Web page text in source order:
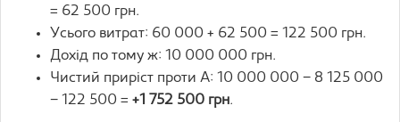
= 62 500 грн.
Усього витрат: 60 000 + 62 500 = 122 500 грн.
Дохід по тому ж: 10 000 000 грн.
Чистий приріст проти А: 10 000 000 − 8 125 000
− 122 500 = +1 752 500 грн.